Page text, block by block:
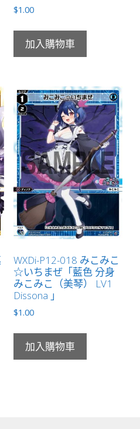
$1.00
加入購物車
WXDi-P12-018 みこみこ
☆いちまぜ「藍色 分身
みこみこ（美琴） LV1
Dissona 」
$1.00
加入購物車